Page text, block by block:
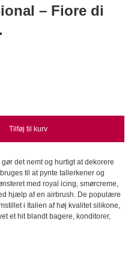
– Fiore di
Tilføj til kurv
det nemt og hurtigt at dekorere
til at pynte tallerkener og
med royal icing, smørcreme,
hjælp af en airbrush. De populære
i Italien af høj kvalitet silikone,
et hit blandt bagere, konditorer,